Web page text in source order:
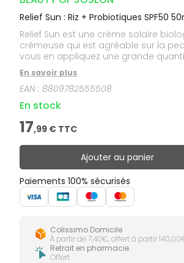
Relief Sun : Riz + Probiotiques SPF50
Relief Sun est une crème solaire
crémeuse qui est agréable sur la
vous en appliquez une grande
elle ne colle pas et donne un fini
celui d'une crème hydratante légère.
d'extrait de riz et d'extraits de
elle hydrate et nourrit la peau.
En savoir plus
EAN :8809782555508
En stock
17,99 € TTC
Ajouter au panier
Paiements 100% sécurisés
Colissimo Domicile
À partir de 7,40€, offert à partir
Retrait en pharmacie
Offert